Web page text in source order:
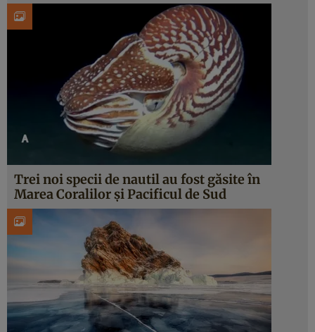
Trei noi specii de nautil au fost găsite în
Marea Coralilor și Pacificul de Sud